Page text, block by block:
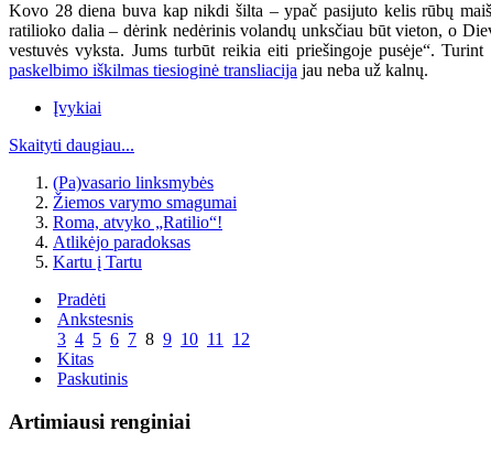
Kovo 28 diena buva kap nikdi šilta – ypač pasijuto kelis rūbų
ratilioko dalia – dėrink nedėrinis volandų unksčiau būt vieton, o
vestuvės vyksta. Jums turbūt reikia eiti priešingoje pusėje“.
paskelbimo iškilmas tiesioginė transliacija jau neba už kalnų.
Įvykiai
Skaityti daugiau...
(Pa)vasario linksmybės
Žiemos varymo smagumai
Roma, atvyko „Ratilio“!
Atlikėjo paradoksas
Kartu į Tartu
Pradėti
Ankstesnis
3 4 5 6 7 8 9 10 11 12
Kitas
Paskutinis
Artimiausi renginiai